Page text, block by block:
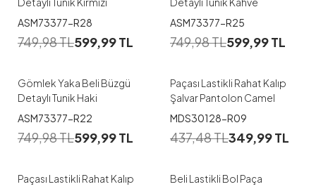
ASM73377-R28
749,98TL599,99TL
ASM73377-R25
749,98TL599,99TL
42
Gömlek Yaka Beli Büzgü
Detaylı Tunik Haki
ASM73377-R22
749,98TL599,99TL
1 2
Paçası Lastikli Rahat Kalıp
Şalvar Pantolon Camel
MDS30128-R09
437,48TL349,99TL
1 2
Paçası Lastikli Rahat Kalıp
S M L XL XXL
3XL
Beli Lastikli Bol Paça